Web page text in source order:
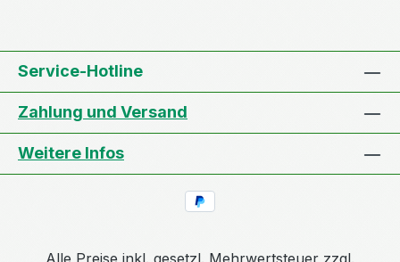
Service-Hotline
Zahlung und Versand
Weitere Infos
Alle Preise inkl. gesetzl. Mehrwertsteuer zzgl.